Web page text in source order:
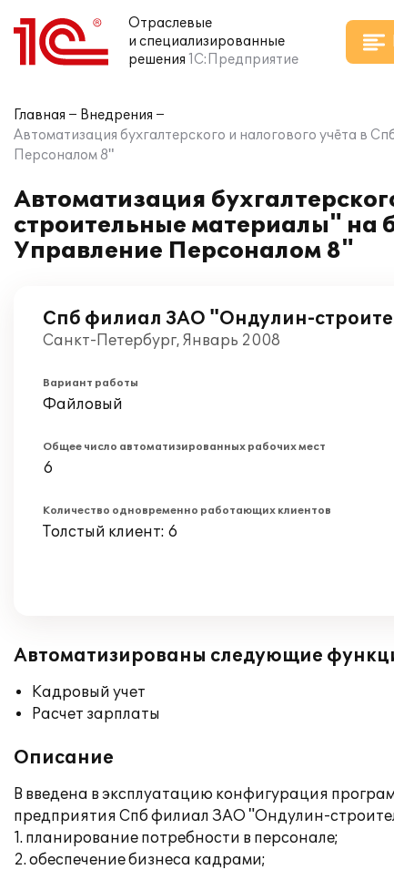
Отраслевые
и специализированные
решения 1С:Предприятие
Главная
Внедрения
Автоматизация бухгалтерского и налогового учёта в
Персоналом 8"
Автоматизация
строительные материалы" на
Управление Персоналом 8"
Спб филиал ЗАО "Ондулин-
Санкт-Петербург, Январь 2008
Вариант работы
Файловый
Общее число автоматизированных рабочих мест
6
Количество одновременно работающих клиентов
Толстый клиент: 6
Автоматизированы следующие
Кадровый учет
Расчет зарплаты
Описание
В введена в эксплуатацию конфигурация
предприятия Спб филиал ЗАО "Ондулин-
1. планирование потребности в персонале;
2. обеспечение бизнеса кадрами;